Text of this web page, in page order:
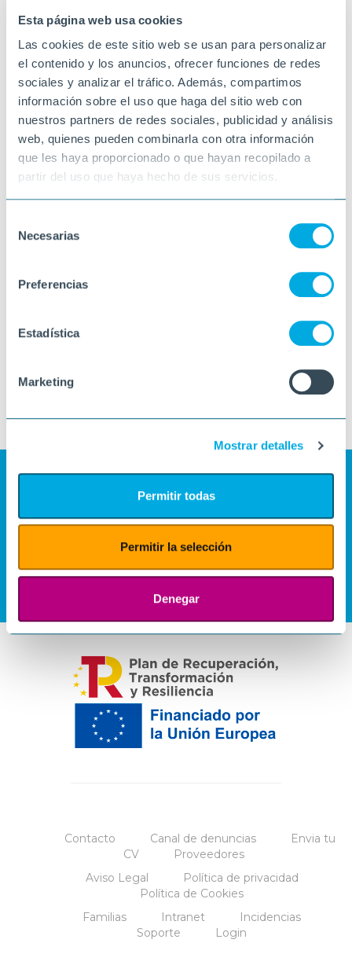
Esta página web usa cookies
Las cookies de este sitio web se usan para personalizar
el contenido y los anuncios, ofrecer funciones de redes
sociales y analizar el tráfico. Además, compartimos
información sobre el uso que haga del sitio web con
nuestros partners de redes sociales, publicidad y análisis
web, quienes pueden combinarla con otra información
que les haya proporcionado o que hayan recopilado a
partir del uso que haya hecho de sus servicios.
Necesarias
Preferencias
Estadística
Marketing
Mostrar detalles
Permitir todas
Permitir la selección
Denegar
Contacto Canal de denuncias
Envia tu
CV
Proveedores
Aviso Legal
Política de privacidad
Política de Cookies
Familias
Intranet
Incidencias
Soporte
Login